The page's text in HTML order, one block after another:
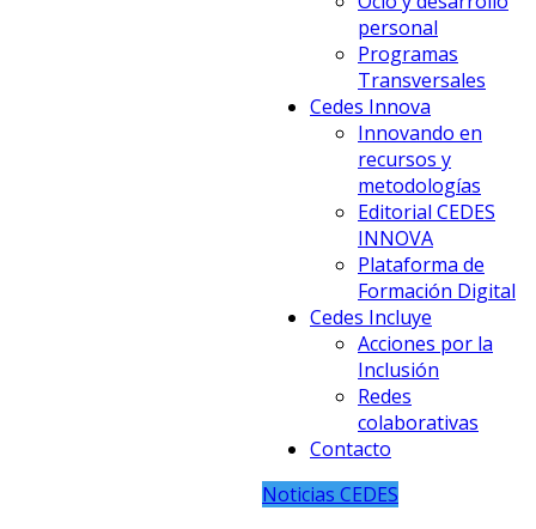
personal
Programas
Transversales
Cedes Innova
Innovando en
recursos y
metodologías
Editorial CEDES
INNOVA
Plataforma de
Formación Digital
Cedes Incluye
Acciones por la
Inclusión
Redes
colaborativas
Contacto
Noticias CEDES